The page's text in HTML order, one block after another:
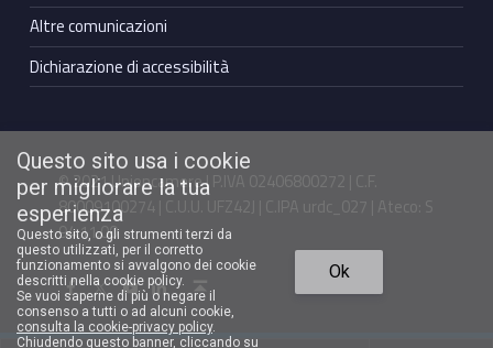
Altre comunicazioni
Dichiarazione di accessibilità
© 2021 Unioncamere | P.IVA 02406800272 | C.F.
80009100274 | C.U.U. UFZ42J | C.IPA urdc_027 | Ateco: S
94.11.00
Facebook Unioncamere VenetoTwitter Unioncamere VenetoYoutube Unioncamere VenetoLinkedin Unioncamere Veneto Torna in cima ↑
Questo sito usa i cookie
per migliorare la tua
esperienza
Questo sito, o gli strumenti terzi da
questo utilizzati, per il corretto
funzionamento si avvalgono dei cookie
descritti nella cookie policy.
Se vuoi saperne di più o negare il
consenso a tutti o ad alcuni cookie,
consulta la cookie-privacy policy.
Chiudendo questo banner, cliccando su
Ok